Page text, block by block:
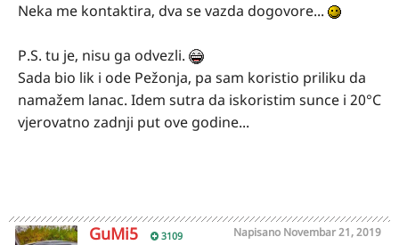
Neka me kontaktira, dva se vazda dogovore...
P.S. tu je, nisu ga odvezli.
Sada bio lik i ode Pežonja, pa sam koristio priliku da
namažem lanac. Idem sutra da iskoristim sunce i 20°C
vjerovatno zadnji put ove godine...
GuMi5 3109 Napisano Novembar 21, 2019